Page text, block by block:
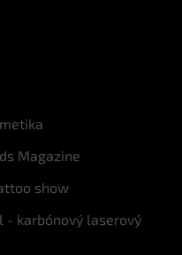
Magazine
show
- karbónový laserový